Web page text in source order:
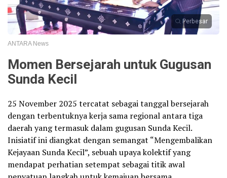
Perbesar
ANTARA News
Momen Bersejarah untuk Gugusan
Sunda Kecil
25 November 2025 tercatat sebagai tanggal bersejarah
dengan terbentuknya kerja sama regional antara tiga
daerah yang termasuk dalam gugusan Sunda Kecil.
Inisiatif ini diangkat dengan semangat “Mengembalikan
Kejayaan Sunda Kecil”, sebuah upaya kolektif yang
mendapat perhatian setempat sebagai titik awal